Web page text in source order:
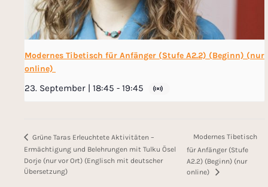
Modernes Tibetisch für Anfänger (Stufe A2.2) (Beginn) (nur
online)
23. September | 18:45 - 19:45
Grüne Taras Erleuchtete Aktivitäten –
Ermächtigung und Belehrungen mit Tulku Ösel
Dorje (nur vor Ort) (Englisch mit deutscher
Übersetzung)
Modernes Tibetisch
für Anfänger (Stufe
A2.2) (Beginn) (nur
online)